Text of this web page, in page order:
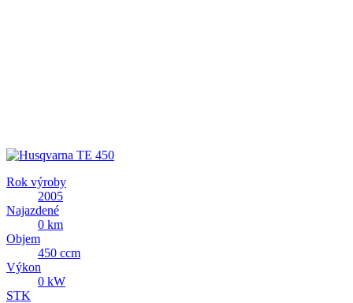
Rok výroby
2005
Najazdené
0 km
Objem
450 ccm
Výkon
0 kW
STK